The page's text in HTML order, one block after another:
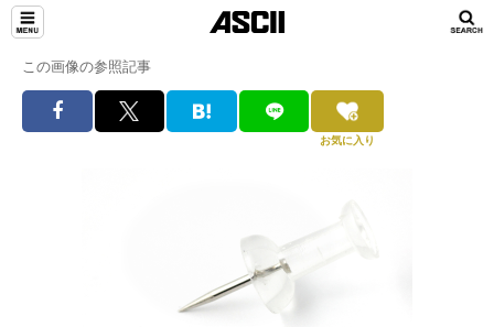
この画像の参照記事
お気に入り